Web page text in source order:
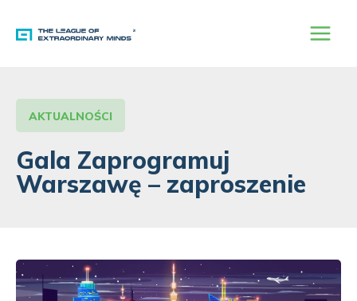
treści
AKTUALNOŚCI
Gala Zaprogramuj
Warszawę – zaproszenie